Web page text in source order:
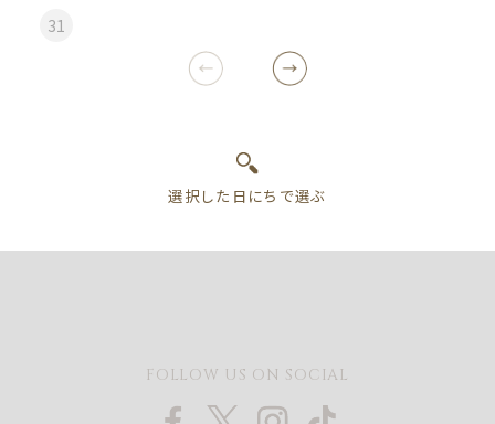
31
FOLLOW US ON SOCIAL